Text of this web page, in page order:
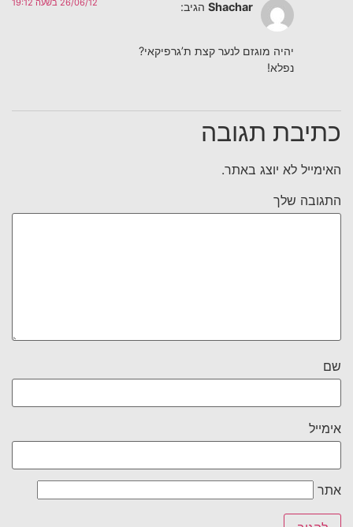
Shachar הגיב:
יהיה מוגזם לנער קצת ת’גרפיקאי?
נפלא!
כתיבת תגובה
האימייל לא יוצג באתר.
התגובה שלך
שם
אימייל
אתר